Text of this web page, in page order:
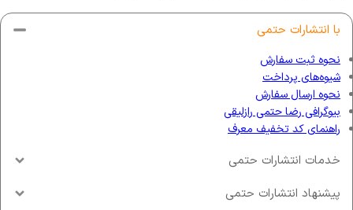
با انتشارات حتمی
نحوه ثبت سفارش
شیوه‌های پرداخت
نحوه ارسال سفارش
بیوگرافی رضا حتمی رازلیقی
راهنمای کد تخفیف معرف
خدمات انتشارات حتمی
پیشنهاد انتشارات حتمی